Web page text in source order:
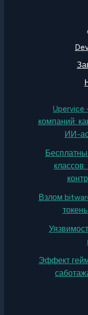
компаний:
ИИ-
Взлом
Эффект